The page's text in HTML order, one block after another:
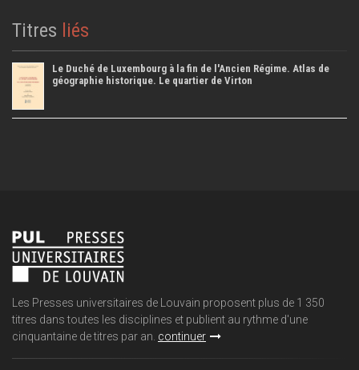
Titres liés
Le Duché de Luxembourg à la fin de l'Ancien Régime. Atlas de
géographie historique. Le quartier de Virton
Les Presses universitaires de Louvain proposent plus de 1 350
titres dans toutes les disciplines et publient au rythme d'une
cinquantaine de titres par an. continuer